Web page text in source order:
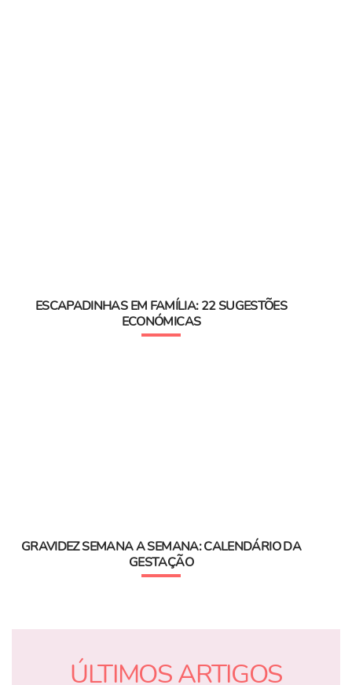
ESCAPADINHAS EM FAMÍLIA: 22 SUGESTÕES
ECONÓMICAS
GRAVIDEZ SEMANA A SEMANA: CALENDÁRIO DA
GESTAÇÃO
ÚLTIMOS ARTIGOS